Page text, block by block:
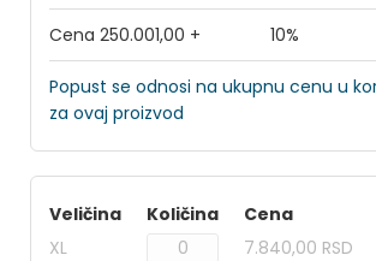
Cena 250.001,00 + 10%
Popust se odnosi na ukupnu cenu u
za ovaj proizvod
Veličina Količina Cena
XL
7.840,00 RSD